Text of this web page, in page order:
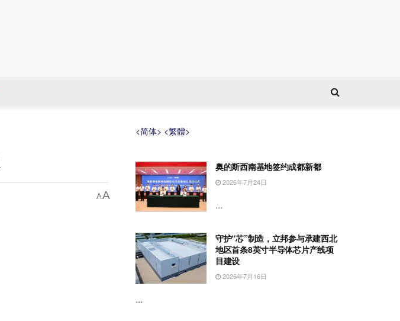
AA
<简体> <繁體>
奥的斯西南基地签约成都新都
2026年7月24日
...
守护“芯”制造，立邦参与承建西北
地区首条8英寸半导体芯片产线项
目建设
2026年7月16日
...